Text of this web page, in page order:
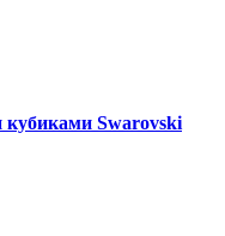
Swarovski